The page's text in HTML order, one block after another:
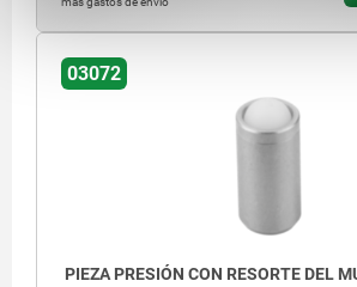
03072
PIEZA PRESIÓN CON RESORTE DEL